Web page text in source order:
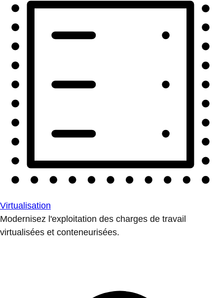
Virtualisation
Modernisez l'exploitation des charges de travail
virtualisées et conteneurisées.